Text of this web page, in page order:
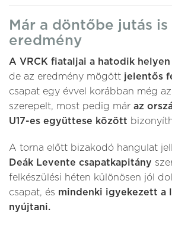
Már a döntőbe jutás
eredmény
A VRCK fiataljai a hatodik
de az eredmény mögött jelentős
csapat egy évvel korábban még
szerepelt, most pedig már az
U17-es együttese között
A torna előtt bizakodó hangulat
Deák Levente csapatkapitány
felkészülési héten különösen jól
csapat, és mindenki igyekezett a
nyújtani.